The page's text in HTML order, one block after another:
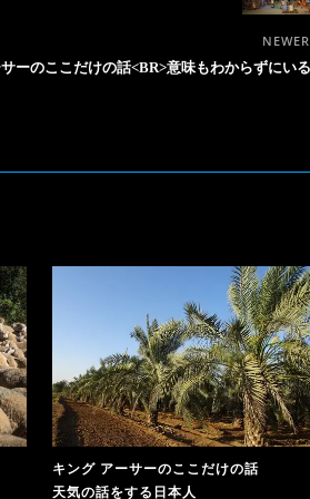
ーのここだけの話<BR>意味もわからずにい
キング アーサーのここだけの話
天気の話をする日本人